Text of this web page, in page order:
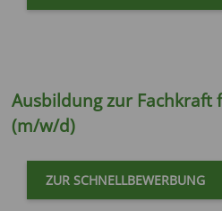
Ausbildung zur Fachkraft
(m/w/d)
ZUR SCHNELLBEWERBUNG